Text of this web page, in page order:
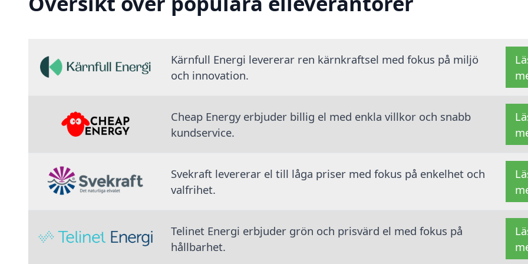
Kärnfull Energi levererar ren kärnkraftsel med fokus på miljö
och innovation.
Cheap Energy erbjuder billig el med enkla villkor och snabb
kundservice.
Svekraft levererar el till låga priser med fokus på enkelhet och
valfrihet.
Telinet Energi erbjuder grön och prisvärd el med fokus på
hållbarhet.